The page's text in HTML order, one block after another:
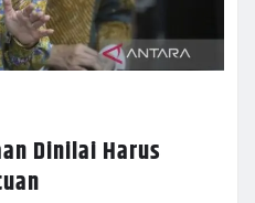
Dinilai Harus